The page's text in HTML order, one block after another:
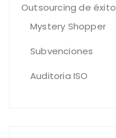
Outsourcing de éxito
Mystery Shopper
Subvenciones
Auditoria ISO